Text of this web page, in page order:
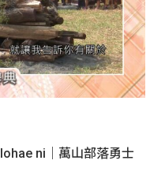
ni｜萬山部落勇士